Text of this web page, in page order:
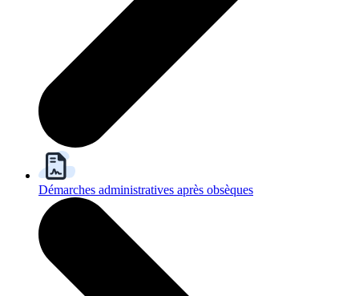
Démarches administratives après obsèques